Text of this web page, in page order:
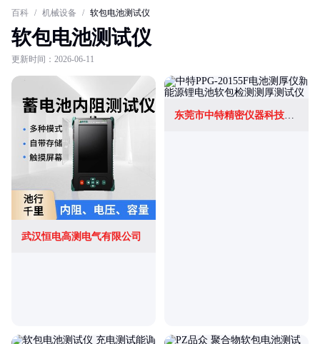
百科 / 机械设备 / 软包电池测试仪
软包电池测试仪
更新时间：2026-06-11
武汉恒电高测电气有限公司
东莞市中特精密仪器科技有限公司